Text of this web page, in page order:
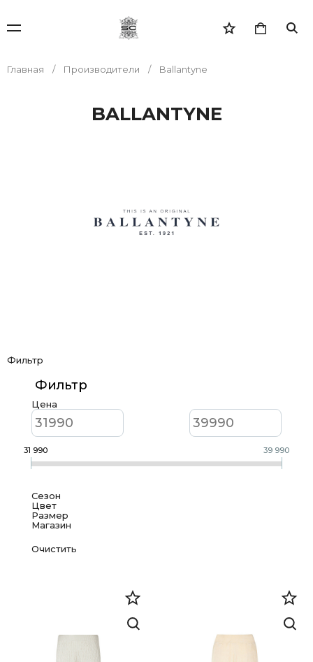
Главная Производители Ballantyne
BALLANTYNE
Фильтр
Фильтр
Цена
31 990 39 990
Сезон
Всесезонная
Цвет
Размер
S
Магазин